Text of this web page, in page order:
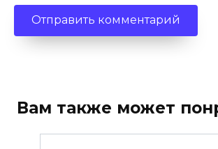
Вам также может